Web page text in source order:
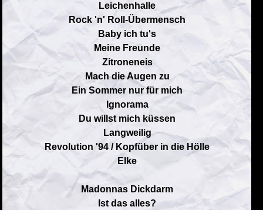
Leichenhalle
Rock 'n' Roll-Übermensch
Baby ich tu's
Meine Freunde
Zitroneneis
Mach die Augen zu
Ein Sommer nur für mich
Ignorama
Du willst mich küssen
Langweilig
Revolution '94 / Kopfüber in die Hölle
Elke
Madonnas Dickdarm
Ist das alles?